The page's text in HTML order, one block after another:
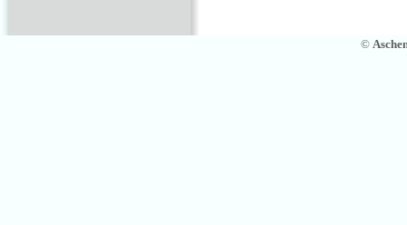
©